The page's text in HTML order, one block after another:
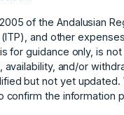
of the Andalusian
and other
for guidance only, is
and/or
‌but ‌not yet
‌the ‌information